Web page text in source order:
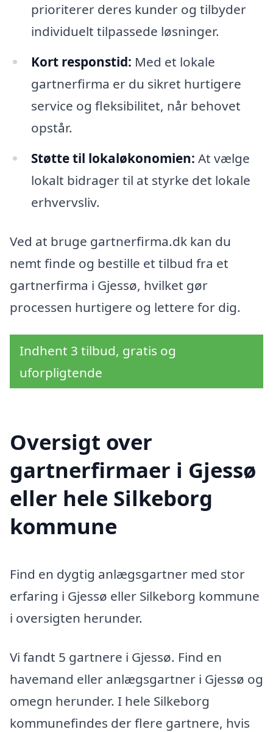
prioriterer deres kunder og tilbyder
individuelt tilpassede løsninger.
Kort responstid: Med et lokale
gartnerfirma er du sikret hurtigere
service og fleksibilitet, når behovet
opstår.
Støtte til lokaløkonomien: At vælge
lokalt bidrager til at styrke det lokale
erhvervsliv.
Ved at bruge gartnerfirma.dk kan du
nemt finde og bestille et tilbud fra et
gartnerfirma i Gjessø, hvilket gør
processen hurtigere og lettere for dig.
Indhent 3 tilbud, gratis og
uforpligtende
Oversigt over
gartnerfirmaer i Gjessø
eller hele Silkeborg
kommune
Find en dygtig anlægsgartner med stor
erfaring i Gjessø eller Silkeborg kommune
i oversigten herunder.
Vi fandt 5 gartnere i Gjessø. Find en
havemand eller anlægsgartner i Gjessø og
omegn herunder. I hele Silkeborg
kommunefindes der flere gartnere, hvis